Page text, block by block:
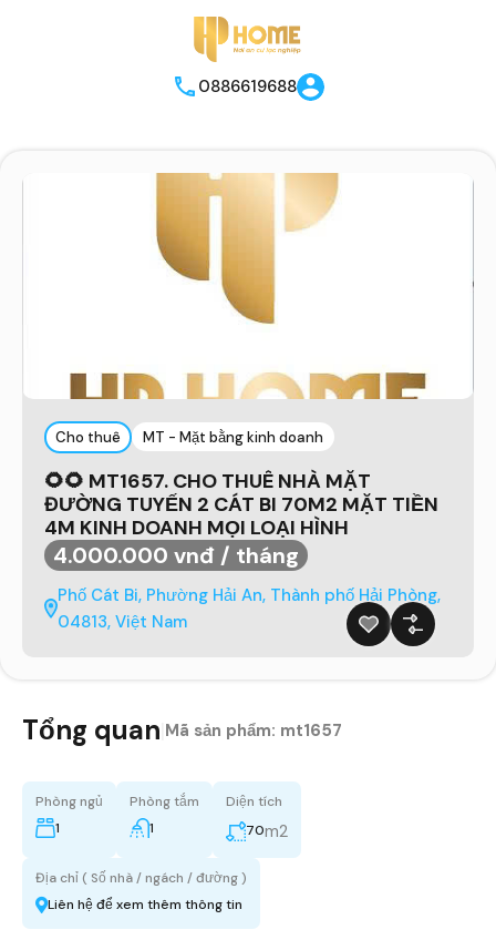
0886619688
Cho thuê MT - Mặt bằng kinh doanh
🌻🌻 MT1657. CHO THUÊ NHÀ MẶT
ĐƯỜNG TUYẾN 2 CÁT BI 70M2 MẶT TIỀN
4M KINH DOANH MỌI LOẠI HÌNH
4.000.000 vnđ / tháng
Phố Cát Bi, Phường Hải An, Thành phố Hải Phòng,
04813, Việt Nam
Tổng quan Mã sản phẩm: mt1657
Phòng ngủ
1
Phòng tắm
1
Diện tích
70m2
Địa chỉ ( Số nhà / ngách / đường )
Liên hệ để xem thêm thông tin